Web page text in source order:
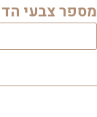
מספר צבעי